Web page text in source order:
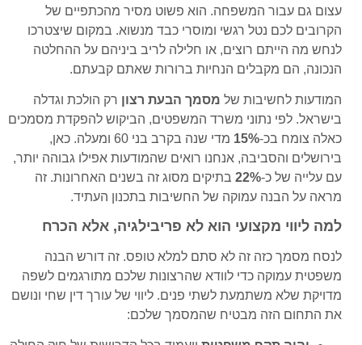
עצום גם עבור המשפחה. הוא פשוט מסיר מהכתפיים של
הקרובים לכם נטל רגשי ומוסרי כבד מנשוא. במקום שיצטרכו
לנחש מה הייתם רוצים, או חלילה לריב ביניהם על ההחלטה
הנכונה, הם מקבלים הנחיות ברורות שאתם קבעתם.
המודעות לחשיבות של מסמך הבעת רצון רק הולכת וגדלה
בישראל. לפי נתוני משרד המשפטים, הביקוש להפקדת מסמכים
כאלה צומח בכ-15%
מדי שנה בקרב בני 60 ומעלה. כאן,
בירושלים והסביבה, אנחנו רואים שהמודעות אפילו גבוהה יותר,
עם עלייה של כ-22% בתיקים מסוג זה בשנים האחרונות. זה
מראה על הבנה עמוקה של החשיבות בתכנון העתיד.
למה ליווי מקצועי הוא לא פריבילגיה, אלא הכרח
לנסח מסמך כזה זה לא סתם למלא טופס. זה דורש הבנה
משפטית עמוקה כדי לוודא שהרצונות שלכם מתורגמים לשפה
מדויקת שלא משתמעת לשתי פנים. ליווי של עורך דין שחי ונושם
את התחום הזה מבטיח שהמסמך שלכם: